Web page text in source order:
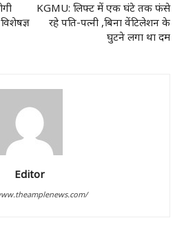
KGMU: लिफ्ट में एक घंटे तक फंसे
रहे पति-पत्नी ,बिना वेंटिलेशन के
घुटने लगा था दम
Editor